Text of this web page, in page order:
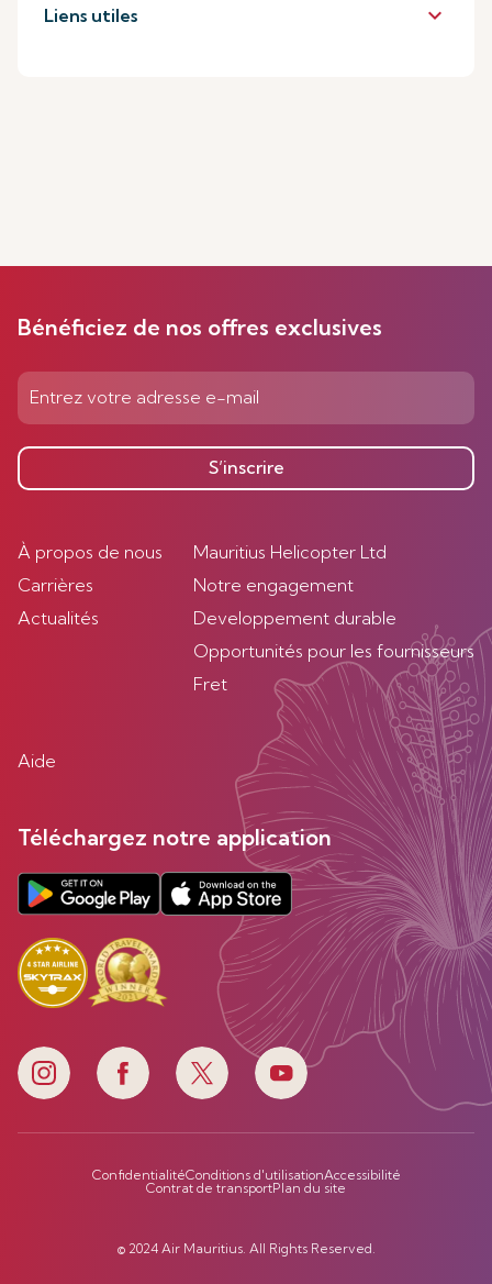
Liens utiles keyboard_arrow_down
Bénéficiez de nos offres exclusives
S’inscrire
À propos de nous
Carrières
Actualités
Mauritius Helicopter Ltd
Notre engagement
Developpement durable
Opportunités pour les fournisseurs
Fret
Aide
Téléchargez notre application
ConfidentialitéConditions d'utilisationAccessibilité
Contrat de transportPlan du site
© 2024 Air Mauritius. All Rights Reserved.